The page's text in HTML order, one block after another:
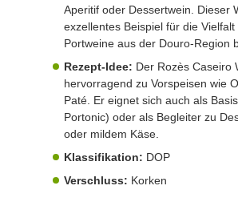
Aperitif oder Dessertwein. Dieser
exzellentes Beispiel für die
Portweine aus der Douro-Region
Rezept-Idee: Der Rozès Caseiro
hervorragend zu Vorspeisen wie
Paté. Er eignet sich auch als
Portonic) oder als Begleiter zu
oder mildem Käse.
Klassifikation: DOP
Verschluss: Korken